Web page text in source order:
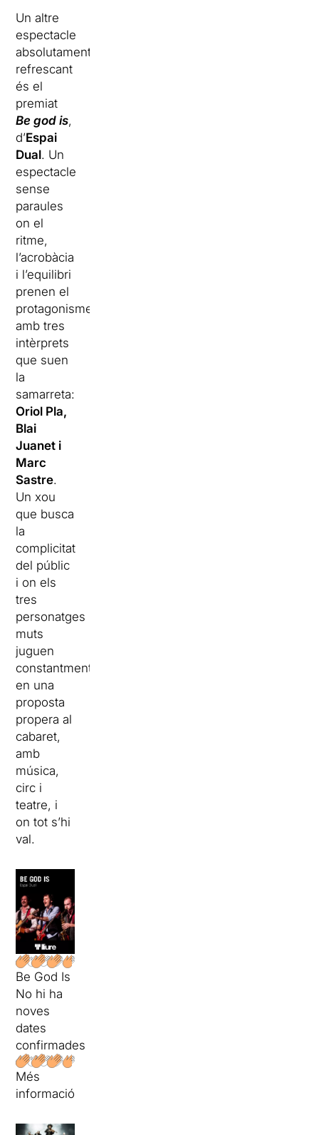
Un altre
espectacle
absolutament
refrescant
és el
premiat
Be god is,
d’Espai
Dual. Un
espectacle
sense
paraules
on el
ritme,
l’acrobàcia
i l’equilibri
prenen el
protagonisme
amb tres
intèrprets
que suen
la
samarreta:
Oriol Pla,
Blai
Juanet i
Marc
Sastre.
Un xou
que busca
la
complicitat
del públic
i on els
tres
personatges
muts
juguen
constantment
en una
proposta
propera al
cabaret,
amb
música,
circ i
teatre, i
on tot s’hi
val.
Be God Is
No hi ha
noves
dates
confirmades
Més
informació